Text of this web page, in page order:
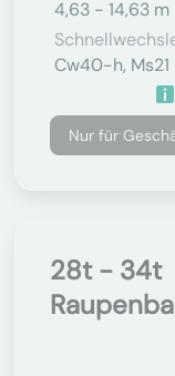
4,63 - 14,63 m
Cw40-h, Ms21
Nur für
28t - 34t